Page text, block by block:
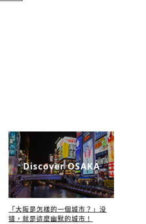
Discover OSAKA
「大阪是怎樣的一個城市？」没
错，就是這麼幽默的城市！